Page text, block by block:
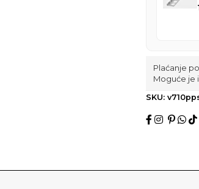
Plaćanje
Moguće je
SKU: